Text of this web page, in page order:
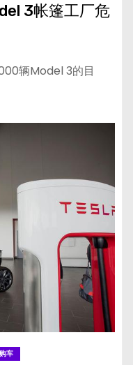
3帐篷工厂危
辆Model 3的目
购车